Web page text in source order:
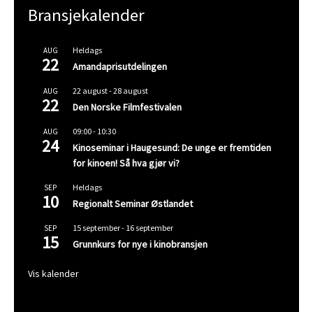
Bransjekalender
AUG
22
Heldags
Amandaprisutdelingen
AUG
22
22 august-28 august
Den Norske Filmfestivalen
AUG
24
09:00- 10:30
Kinoseminar i Haugesund: De unge er fremtiden
for kinoen! Så hva gjør vi?
SEP
10
Heldags
Regionalt Seminar Østlandet
SEP
15
15 september- 16 september
Grunnkurs for nye i kinobransjen
Vis kalender